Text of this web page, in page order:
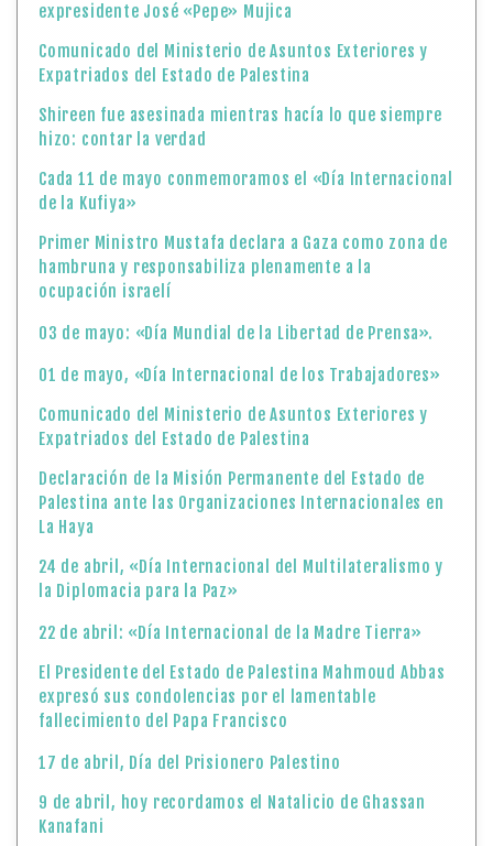
expresidente José «Pepe» Mujica
Comunicado del Ministerio de Asuntos Exteriores y
Expatriados del Estado de Palestina
Shireen fue asesinada mientras hacía lo que siempre
hizo: contar la verdad
Cada 11 de mayo conmemoramos el «Día Internacional
de la Kufiya»
Primer Ministro Mustafa declara a Gaza como zona de
hambruna y responsabiliza plenamente a la
ocupación israelí
03 de mayo: «Día Mundial de la Libertad de Prensa».
01 de mayo, «Día Internacional de los Trabajadores»
Comunicado del Ministerio de Asuntos Exteriores y
Expatriados del Estado de Palestina
Declaración de la Misión Permanente del Estado de
Palestina ante las Organizaciones Internacionales en
La Haya
24 de abril, «Día Internacional del Multilateralismo y
la Diplomacia para la Paz»
22 de abril: «Día Internacional de la Madre Tierra»
El Presidente del Estado de Palestina Mahmoud Abbas
expresó sus condolencias por el lamentable
fallecimiento del Papa Francisco
17 de abril, Día del Prisionero Palestino
9 de abril, hoy recordamos el Natalicio de Ghassan
Kanafani